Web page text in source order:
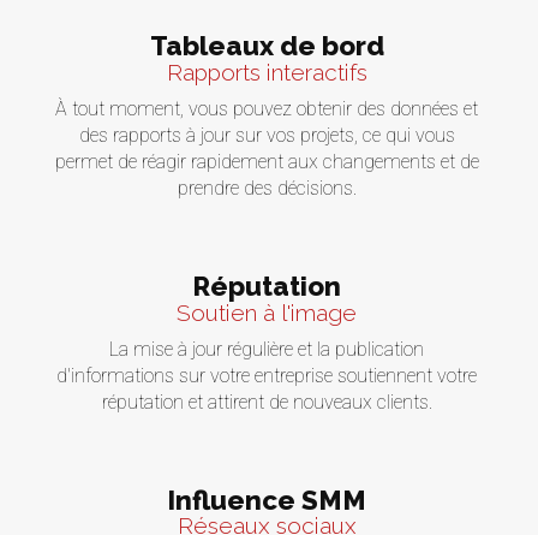
Tableaux de bord
Rapports interactifs
À tout moment, vous pouvez obtenir des données et
des rapports à jour sur vos projets, ce qui vous
permet de réagir rapidement aux changements et de
prendre des décisions.
Réputation
Soutien à l'image
La mise à jour régulière et la publication
d'informations sur votre entreprise soutiennent votre
réputation et attirent de nouveaux clients.
Influence SMM
Réseaux sociaux